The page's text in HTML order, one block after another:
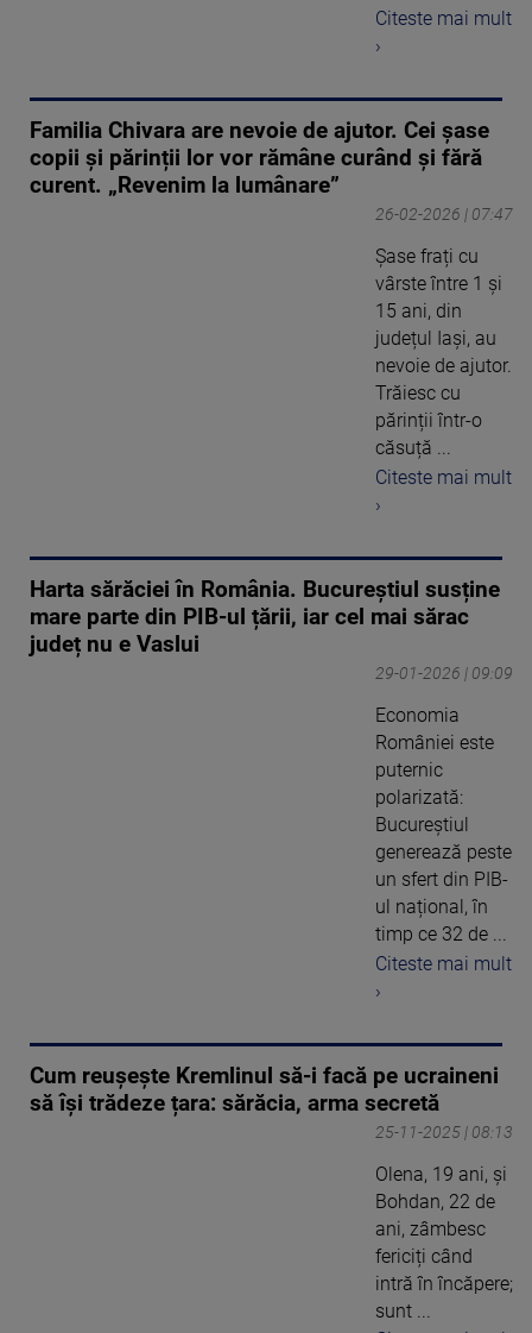
Citeste mai mult
›
Familia Chivara are nevoie de ajutor. Cei șase
copii și părinții lor vor rămâne curând și fără
curent. „Revenim la lumânare”
26-02-2026 | 07:47
Șase frați cu
vârste între 1 și
15 ani, din
județul Iași, au
nevoie de ajutor.
Trăiesc cu
părinții într-o
căsuță ...
Citeste mai mult
›
Harta sărăciei în România. Bucureștiul susține
mare parte din PIB-ul țării, iar cel mai sărac
județ nu e Vaslui
29-01-2026 | 09:09
Economia
României este
puternic
polarizată:
Bucureștiul
generează peste
un sfert din PIB-
ul național, în
timp ce 32 de ...
Citeste mai mult
›
Cum reușește Kremlinul să-i facă pe ucraineni
să își trădeze țara: sărăcia, arma secretă
25-11-2025 | 08:13
Olena, 19 ani, și
Bohdan, 22 de
ani, zâmbesc
fericiți când
intră în încăpere;
sunt ...